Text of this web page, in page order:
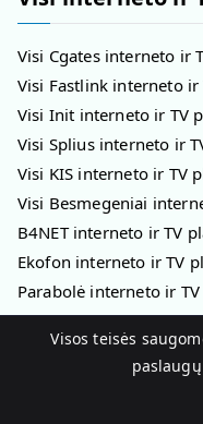
Visi Cgates interneto ir
Visi Fastlink interneto ir
Visi Init interneto ir TV
Visi Splius interneto ir
Visi KIS interneto ir TV
Visi Besmegeniai
B4NET interneto ir TV
Ekofon interneto ir TV
Parabolė interneto ir
Visos teisės